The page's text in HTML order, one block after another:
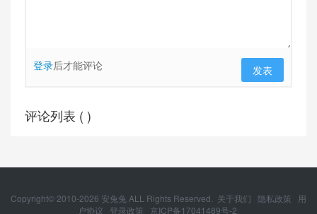
登录后才能评论 发表
评论列表 ( )
Copyright© 2010-2026 安兔兔 ALL Rights Reserved. 关于我们 隐私政策
用
户协议
登录政策 京ICP备17041489号-2